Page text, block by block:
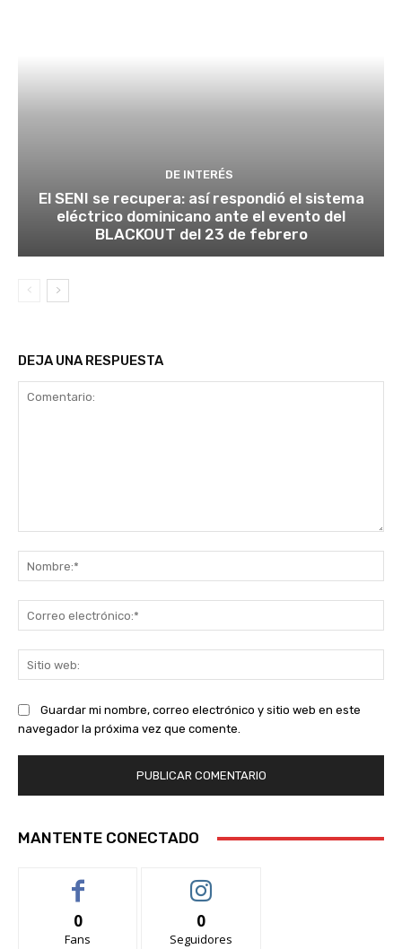
DE INTERÉS
El SENI se recupera: así respondió el sistema
eléctrico dominicano ante el evento del
BLACKOUT del 23 de febrero
DEJA UNA RESPUESTA
Guardar mi nombre, correo electrónico y sitio web en este
navegador la próxima vez que comente.
MANTENTE CONECTADO
0
Fans
0
Seguidores